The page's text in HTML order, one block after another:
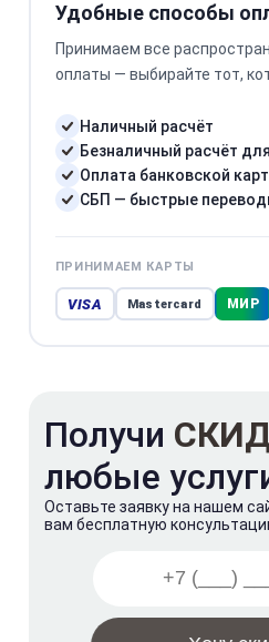
Удобные способы
Принимаем все
оплаты — выбирайте тот,
Наличный расчёт
Безналичный расчёт
Оплата банковской
СБП — быстрые
ПРИНИМАЕМ КАРТЫ
VISA Mastercard МИР
Получи
любые
Оставьте заявку на нашем
вам бесплатную